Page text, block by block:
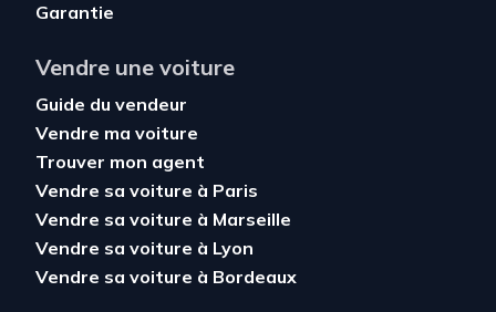
Garantie
Vendre une voiture
Guide du vendeur
Vendre ma voiture
Trouver mon agent
Vendre sa voiture à Paris
Vendre sa voiture à Marseille
Vendre sa voiture à Lyon
Vendre sa voiture à Bordeaux